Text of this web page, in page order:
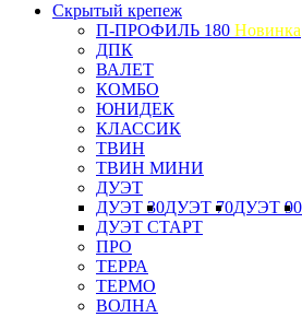
Скрытый крепеж
П-ПРОФИЛЬ 180 Новинка
ДПК
ВАЛЕТ
КОМБО
ЮНИДЕК
КЛАССИК
ТВИН
ТВИН МИНИ
ДУЭТ
ДУЭТ 30ДУЭТ 70ДУЭТ 90
ДУЭТ СТАРТ
ПРО
ТЕРРА
ТЕРМО
ВОЛНА